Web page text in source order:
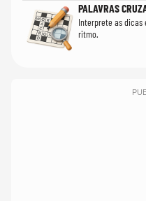
PALAVRAS
Interprete as dicas
ritmo.